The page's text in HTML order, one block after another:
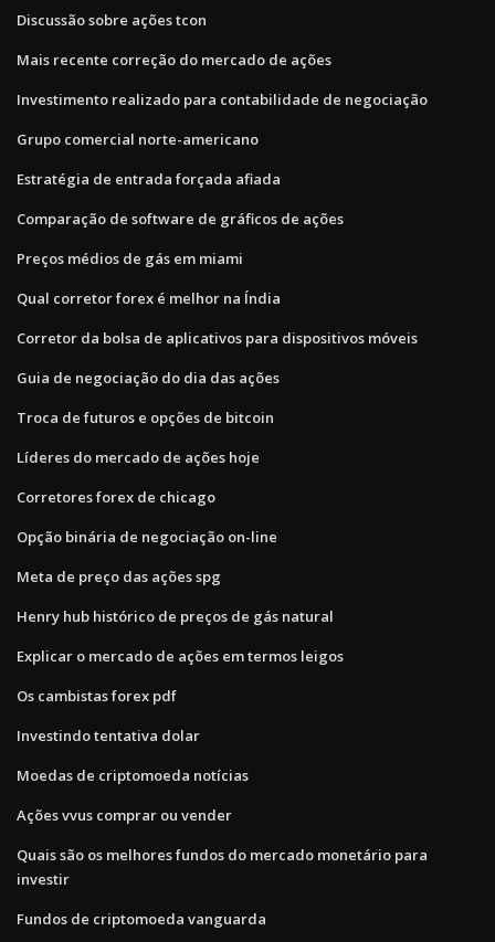
Discussão sobre ações tcon
Mais recente correção do mercado de ações
Investimento realizado para contabilidade de negociação
Grupo comercial norte-americano
Estratégia de entrada forçada afiada
Comparação de software de gráficos de ações
Preços médios de gás em miami
Qual corretor forex é melhor na Índia
Corretor da bolsa de aplicativos para dispositivos móveis
Guia de negociação do dia das ações
Troca de futuros e opções de bitcoin
Líderes do mercado de ações hoje
Corretores forex de chicago
Opção binária de negociação on-line
Meta de preço das ações spg
Henry hub histórico de preços de gás natural
Explicar o mercado de ações em termos leigos
Os cambistas forex pdf
Investindo tentativa dolar
Moedas de criptomoeda notícias
Ações vvus comprar ou vender
Quais são os melhores fundos do mercado monetário para
investir
Fundos de criptomoeda vanguarda